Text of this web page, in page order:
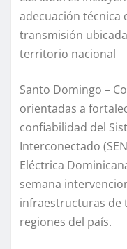
adecuación técnica
transmisión
territorio nacional
Santo Domingo –
orientadas a
confiabilidad del
Interconectado
Eléctrica
semana
infraestructuras de
regiones del país.